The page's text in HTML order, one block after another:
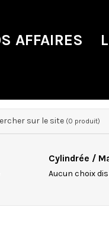
AFFAIRES
sur le site (0 produit)
Cylindrée /
Aucun choix